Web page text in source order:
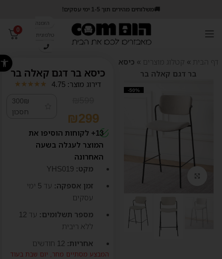
פתח
🚚משלוחים מהירים תוך 1-5 ימי עסקים!
הזמנה
טלפונית
0
דף הבית » קטלוג מוצרים » כיסא
בר דגם קאלה בר
-50%
כיסא בר דגם קאלה בר
דירוג מוצר: 4.75 ★
★
★
★
★
₪299
300₪
חסכון
13+ לקוחות הוסיפו את
המוצר לעגלה בשעה
האחרונה
מקט: YHS019
זמן אספקה: עד 5
ימי
עסקים
מספר תשלומים:
עד 12
ללא ריבית
אחריות: 12 חודשים
המבצע מסתיים מחר, יום שבת בעוד